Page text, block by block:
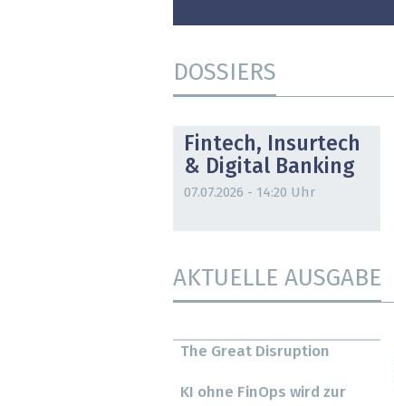
DOSSIERS
Fintech, Insurtech
& Digital Banking
07.07.2026 - 14:20 Uhr
AKTUELLE AUSGABE
The Great Disruption
KI ohne FinOps wird zur